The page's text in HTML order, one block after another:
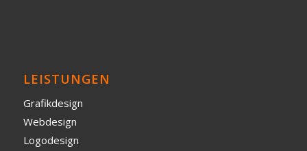
LEISTUNGEN
Grafikdesign
Webdesign
Logodesign